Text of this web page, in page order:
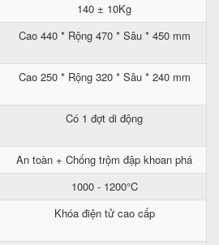
140 ± 10Kg
Cao 440 * Rộng 470 * Sâu * 450 mm
Cao 250 * Rộng 320 * Sâu * 240 mm
Có 1 đợt di động
An toàn + Chống trộm đập khoan phá
1000 - 1200°C
Khóa điện tử cao cấp